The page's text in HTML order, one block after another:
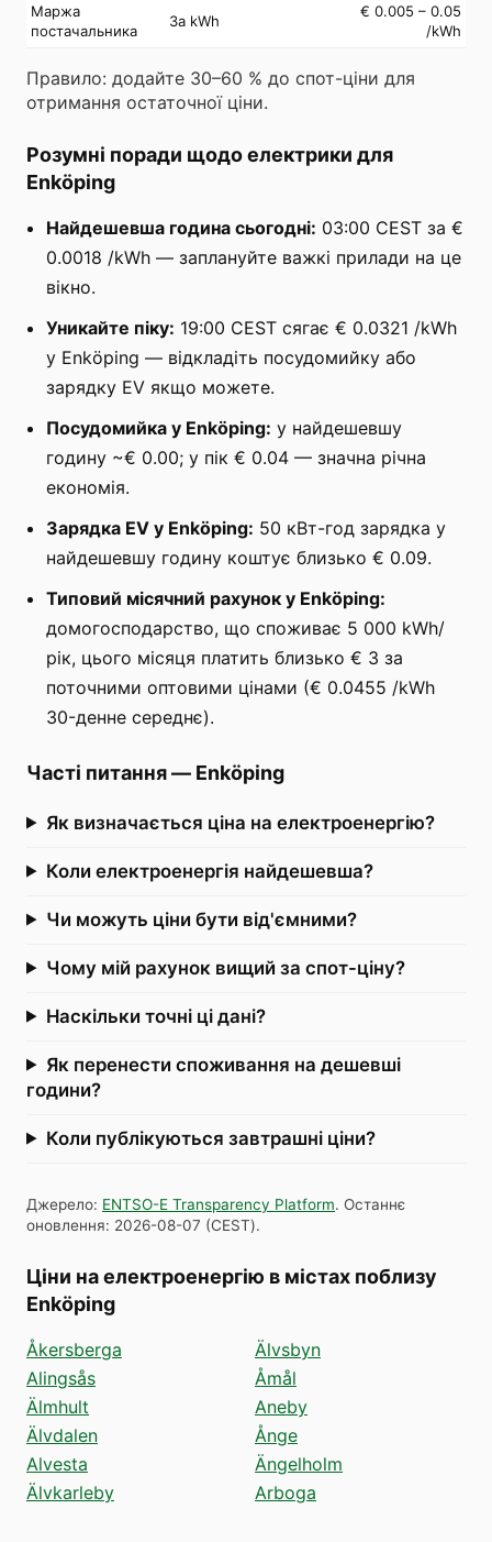
Маржа
постачальника
За kWh
€ 0.005 – 0.05
/kWh
Правило: додайте 30–60 % до спот-ціни для
отримання остаточної ціни.
Розумні поради щодо електрики для
Enköping
Найдешевша година сьогодні: 03:00 CEST за €
0.0018 /kWh — заплануйте важкі прилади на це
вікно.
Уникайте піку: 19:00 CEST сягає € 0.0321 /kWh
у Enköping — відкладіть посудомийку або
зарядку EV якщо можете.
Посудомийка у Enköping: у найдешевшу
годину ~€ 0.00; у пік € 0.04 — значна річна
економія.
Зарядка EV у Enköping: 50 кВт-год зарядка у
найдешевшу годину коштує близько € 0.09.
Типовий місячний рахунок у Enköping:
домогосподарство, що споживає 5 000 kWh/
рік, цього місяця платить близько € 3 за
поточними оптовими цінами (€ 0.0455 /kWh
30-денне середнє).
Часті питання— Enköping
Як визначається ціна на електроенергію?
Коли електроенергія найдешевша?
Чи можуть ціни бути від'ємними?
Чому мій рахунок вищий за спот-ціну?
Наскільки точні ці дані?
Як перенести споживання на дешевші
години?
Коли публікуються завтрашні ціни?
Джерело: ENTSO-E Transparency Platform. Останнє
оновлення: 2026-08-07 (CEST).
Ціни на електроенергію в містах поблизу
Enköping
Åkersberga
Alingsås
Älmhult
Älvdalen
Alvesta
Älvkarleby
Älvsbyn
Åmål
Aneby
Ånge
Ängelholm
Arboga